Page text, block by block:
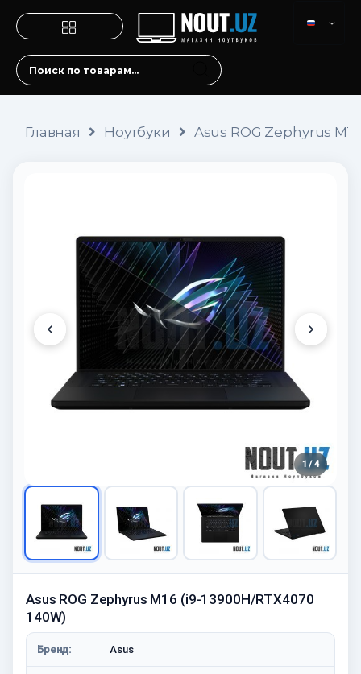
Главная Ноутбуки Asus ROG Zephyrus
1 / 4
Asus ROG Zephyrus M16 (i9-13900H/RTX4070
140W)
Бренд: Asus